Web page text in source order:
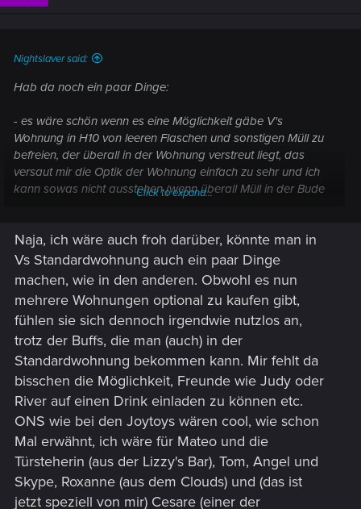
Nightslaver said:
Hab da noch ein paar Dinge:
- es wäre schön wenn es eine Möglichkeit gäbe V's
Wohnung in H10 von leeren Flaschen und sonstigen Müll zu
befreien, der überall in der Wohnung verstreut liegt, das
versaut mir die Optik der Wohnung einfach zu sehr und ich
kann sowas nicht ausstehen (wenn überall Müll in der Bude
- es wäre wunderbar wenn so einzigartige Ausrüstungsteile
wie Yorinou Arasakas Kleidung aus dem Kompeki Plaza,
oder die MaxTac Rüstung aus Judis Wohnung, garantiert
legendäre Qualität hätten, sind schließlich einzigartige
Ausrüstungsteile, die man auch nicht nochmal bekommt, also
besonders
- zudem wäre es wirklich super wenn die MaxTac Rüstung in
Judys Wohnung auch ein passendes Paar Schuhe enthalten
würde und nicht nur Helm, Schutzweste und Hose
- eine Taschenlampenoption (auch ohne Mod) wäre super,
da man an manchen Stellen, wie z.B. im Fixerauftrag "Hoch
oder Runter? / Teufelsschaltkreis" teilweise nichts erkennen
kann, wenn man die Treppe in den Keller des
Megagebäudes runtersteigt, da zu dunkel, wie an manch
Click to expand...
Naja, ich wäre auch froh darüber, könnte man in
Vs Standardwohnung auch ein paar Dinge
machen, wie in den anderen. Obwohl es nun
mehrere Wohnungen optional zu kaufen gibt,
fühlen sie sich dennoch irgendwie nutzlos an,
trotz der Buffs, die man (auch) in der
Standardwohnung bekommen kann. Mir fehlt da
bisschen die Möglichkeit, Freunde wie Judy oder
River auf einen Drink einladen zu können etc.
ONS wie bei den Joytoys wären cool, wie schon
Mal erwähnt, ich wäre für Mateo und die
Türsteherin (aus der Lizzy's Bar), Tom, Angel und
Skype, Roxanne (aus dem Clouds) und (das ist
jetzt speziell von mir) Cesare (einer der